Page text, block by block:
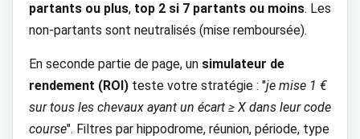
partants ou plus, top 2 si 7 partants ou moins. Les
non-partants sont neutralisés (mise remboursée).
En seconde partie de page, un simulateur de
rendement (ROI) teste votre stratégie : "je mise 1 €
sur tous les chevaux ayant un écart ≥ X dans leur code
course". Filtres par hippodrome, réunion, période, type